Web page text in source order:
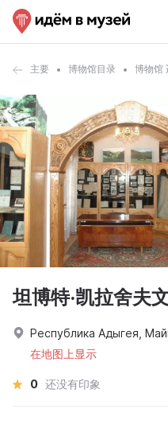
主要 博物馆目录 博物馆
坦博特·凯拉舍夫
Республика Адыгея,
在地图上显示
0 还没有印象